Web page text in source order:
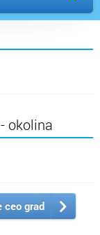
okolina
ceo grad